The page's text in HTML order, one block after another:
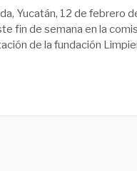
Yucatán, 12 de febrero
fin de semana en la
de la fundación